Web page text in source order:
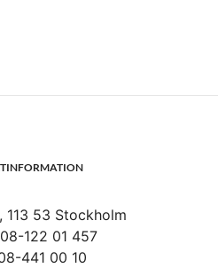
113 53 Stockholm
122 01 457
441 00 10